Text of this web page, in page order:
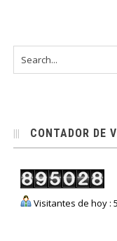
CONTADOR DE
Visitantes de hoy :